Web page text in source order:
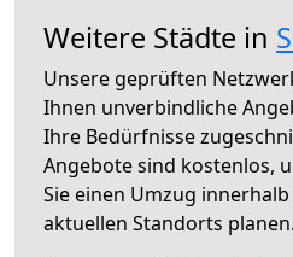
Weitere Städte in
Unsere geprüften
Ihnen unverbindliche
Ihre Bedürfnisse
Angebote sind kostenlos,
Sie einen Umzug
aktuellen Standorts planen.